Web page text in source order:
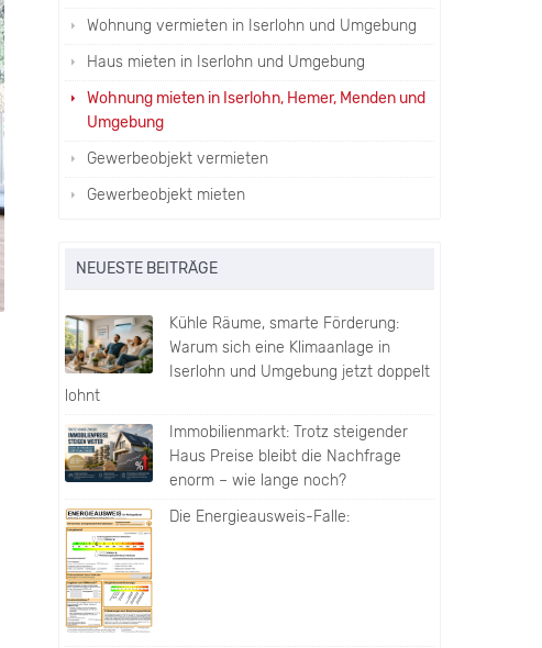
Wohnung vermieten in Iserlohn und Umgebung
Haus mieten in Iserlohn und Umgebung
Wohnung mieten in Iserlohn, Hemer, Menden und
Umgebung
Gewerbeobjekt vermieten
Gewerbeobjekt mieten
NEUESTE BEITRÄGE
Kühle Räume, smarte Förderung:
Warum sich eine Klimaanlage in
Iserlohn und Umgebung jetzt doppelt
lohnt
Immobilienmarkt: Trotz steigender
Haus Preise bleibt die Nachfrage
enorm – wie lange noch?
Die Energieausweis-Falle: